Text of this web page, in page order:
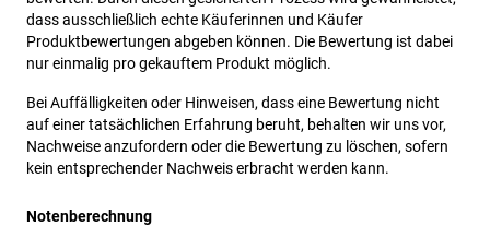
dass ausschließlich echte Käuferinnen und Käufer
Produktbewertungen abgeben können. Die Bewertung ist dabei
nur einmalig pro gekauftem Produkt möglich.
Bei Auffälligkeiten oder Hinweisen, dass eine Bewertung nicht
auf einer tatsächlichen Erfahrung beruht, behalten wir uns vor,
Nachweise anzufordern oder die Bewertung zu löschen, sofern
kein entsprechender Nachweis erbracht werden kann.
Notenberechnung